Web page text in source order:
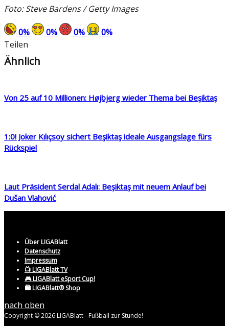
Foto: Steve Bardens / Getty Images
0% 0% 0% 0%
Teilen
Ähnlich
Von 25 auf 10 Millionen: Højbjerg wieder Thema bei Beşiktaş
1:0! Joker Kılıçsoy sichert Beşiktaş ideale Ausgangslage fürs
Rückspiel
Laut Präsident Serdal Adalı: Beşiktaş mit neuem Anlauf bei
Dušan Vlahović
Über LIGABlatt
Datenschutz
Impressum
📺 LIGABlatt TV
🎮 LIGABlatt eSport Cup!
🛍️ LIGABlatt® Shop
nach oben
Copyright © 2026 LIGABlatt - Fußball zur Stunde!